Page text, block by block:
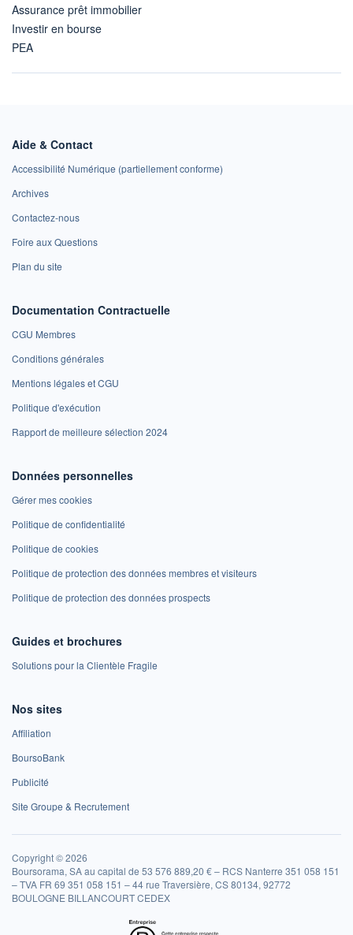
Assurance prêt immobilier
Investir en bourse
PEA
Aide & Contact
Accessibilité Numérique (partiellement conforme)
Archives
Contactez-nous
Foire aux Questions
Plan du site
Documentation Contractuelle
CGU Membres
Conditions générales
Mentions légales et CGU
Politique d'exécution
Rapport de meilleure sélection 2024
Données personnelles
Gérer mes cookies
Politique de confidentialité
Politique de cookies
Politique de protection des données membres et visiteurs
Politique de protection des données prospects
Guides et brochures
Solutions pour la Clientèle Fragile
Nos sites
Affiliation
BoursoBank
Publicité
Site Groupe & Recrutement
Copyright © 2026
Boursorama, SA au capital de 53 576 889,20 € – RCS Nanterre 351 058 151
– TVA FR 69 351 058 151 – 44 rue Traversière, CS 80134, 92772
BOULOGNE BILLANCOURT CEDEX